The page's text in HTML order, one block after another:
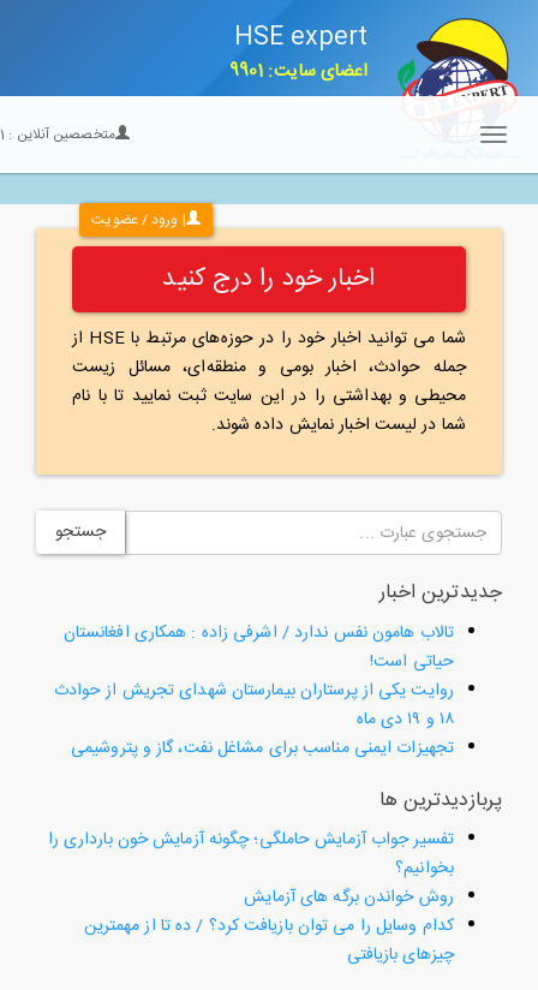
HSE expert
اعضای سایت: 9901
| ورود / عضویت
متخصصین آنلاین :21
Toggle
navigation
اخبار خود را درج کنید
شما می توانید اخبار خود را در حوزه‌های مرتبط با HSE از
جمله حوادث، اخبار بومی و منطقه‌ای، مسائل زیست
محیطی و بهداشتی را در این سایت ثبت نمایید تا با نام
شما در لیست اخبار نمایش داده شوند.
جستجو
جدیدترین اخبار
تالاب هامون نفس ندارد / اشرفی زاده : همکاری افغانستان
حیاتی است!
روایت یکی از پرستاران بیمارستان شهدای تجریش از حوادث
تجهیزات ایمنی مناسب برای مشاغل نفت، گاز و پتروشیمی
پربازدیدترین ها
تفسیر جواب آزمایش حاملگی؛ چگونه آزمایش خون بارداری را
بخوانیم؟
روش خواندن برگه های آزمایش
کدام وسایل را می توان بازیافت کرد؟ / ده تا از مهمترین
چیزهای بازیافتی